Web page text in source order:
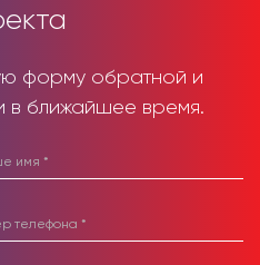
форму обратной и
в ближайшее время.